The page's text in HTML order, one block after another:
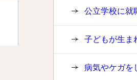
公立学校に就
子どもが生ま
病気やケガを